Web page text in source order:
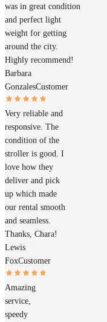
was in great condition
and perfect light
weight for getting
around the city.
Highly recommend!
Barbara
GonzalesCustomer
Very reliable and
responsive. The
condition of the
stroller is good. I
love how they
deliver and pick
up which made
our rental smooth
and seamless.
Thanks, Chara!
Lewis
FoxCustomer
Amazing
service,
speedy